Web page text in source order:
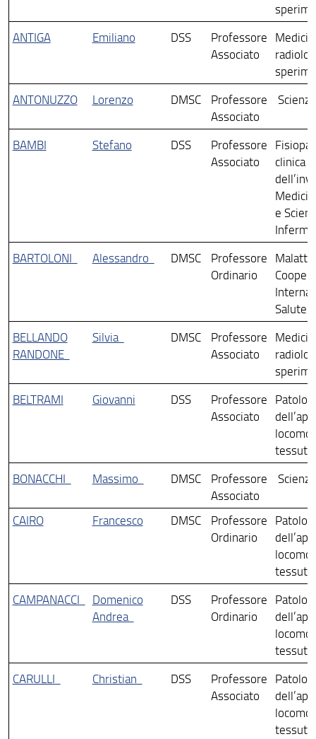
ANTIGA
Emiliano DSS
Professore
Associato
ANTONUZZO
Lorenzo DMSC
Professore
Associato
BAMBI Stefano DSS
Professore
Associato
clinica e
e
BARTOLONI
Alessandro DMSC
Professore
Ordinario
Salute
BELLANDO
RANDONE
Silvia DMSC
Professore
Associato
BELTRAMI
Giovanni DSS
Professore
Associato
tessuti
BONACCHI
Massimo DMSC
Professore
Associato
CAIRO Francesco DMSC
Professore
Ordinario
tessuti
CAMPANACCI
Domenico
Andrea
DSS
Professore
Ordinario
tessuti
CARULLI
Christian DSS
Professore
Associato
tessuti